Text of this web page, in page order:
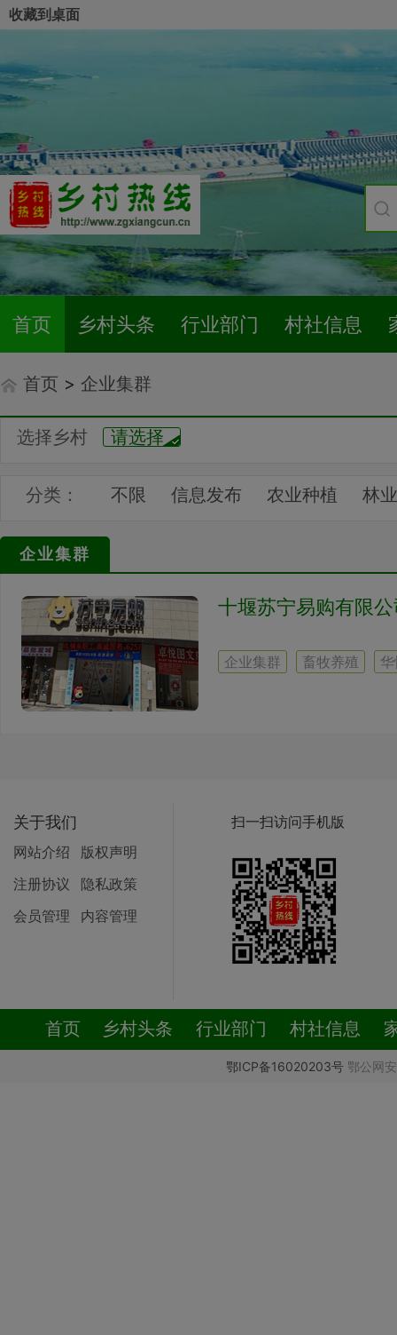
收藏到桌面
首页 乡村头条 行业部门 村社信息
首页 > 企业集群
选择乡村 请选择
分类： 不限 信息发布 农业种植
林
文化旅游
企业展馆
企业集群
十堰苏宁易购有限
企业集群 畜牧养殖
关于我们
网站介绍
版权声明
注册协议
隐私政策
会员管理
内容管理
扫一扫访问手机版
首页 乡村头条 行业部门 村社信息
鄂ICP备16020203号鄂公网